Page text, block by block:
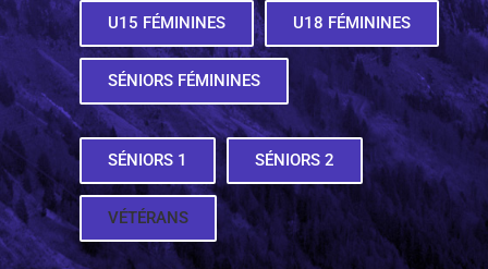
U15 FÉMININES U18 FÉMININES
SÉNIORS FÉMININES
SÉNIORS 1 SÉNIORS 2
VÉTÉRANS